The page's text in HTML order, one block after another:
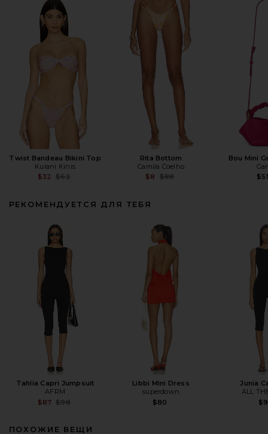
Twist Bandeau Bikini Top
Kulani Kinis
$32
Previous price:
$62
Rita Bottom
Camila Coelho
$8
Previous price:
$88
Bou Mini
РЕКОМЕНДУЕТСЯ ДЛЯ ТЕБЯ
Tahlia Capri Jumpsuit
AFRM
$87 Previous price:
$98
Libbi Mini Dress
superdown
$80
Junia
ALL
ПОХОЖИЕ ВЕЩИ